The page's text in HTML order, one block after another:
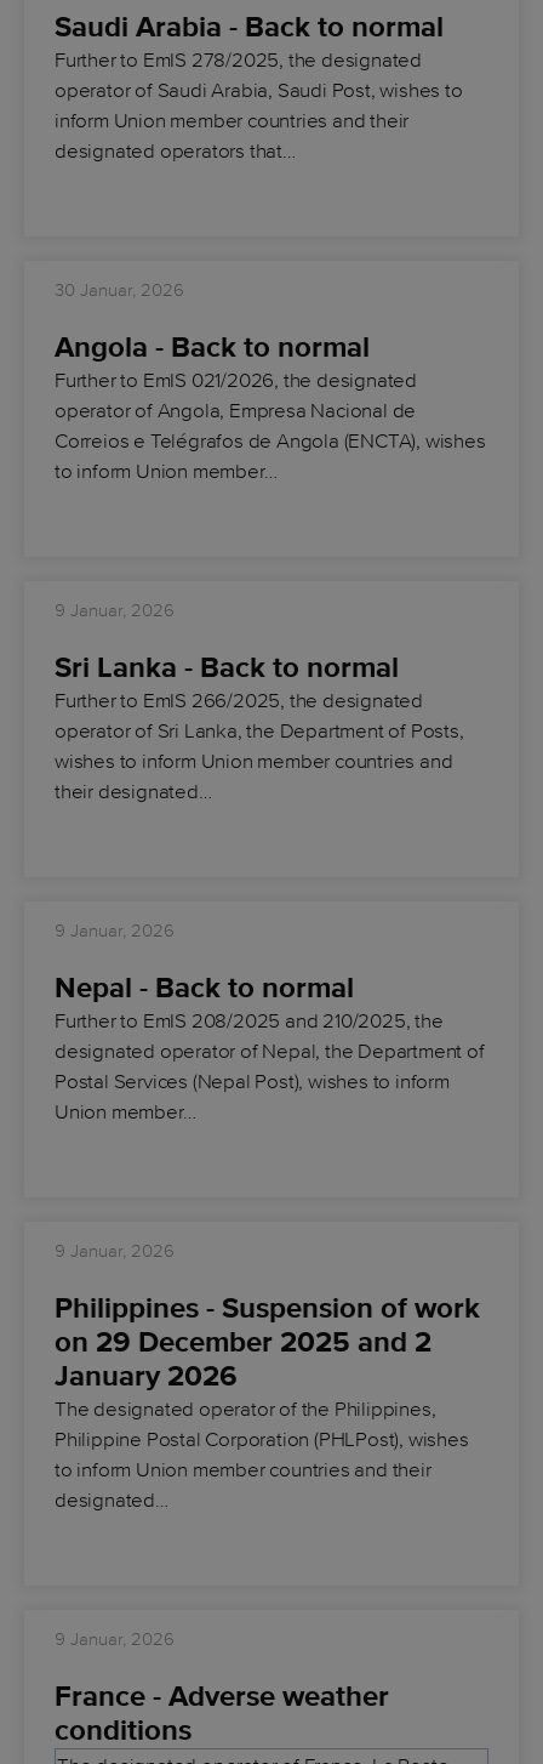
Saudi Arabia - Back to normal
Further to EmIS 278/2025, the designated
operator of Saudi Arabia, Saudi Post, wishes to
inform Union member countries and their
designated operators that…
30 Januar, 2026
Angola - Back to normal
Further to EmIS 021/2026, the designated
operator of Angola, Empresa Nacional de
Correios e Telégrafos de Angola (ENCTA), wishes
to inform Union member…
9 Januar, 2026
Sri Lanka - Back to normal
Further to EmIS 266/2025, the designated
operator of Sri Lanka, the Department of Posts,
wishes to inform Union member countries and
their designated…
9 Januar, 2026
Nepal - Back to normal
Further to EmIS 208/2025 and 210/2025, the
designated operator of Nepal, the Department of
Postal Services (Nepal Post), wishes to inform
Union member…
9 Januar, 2026
Philippines - Suspension of work
on 29 December 2025 and 2
January 2026
The designated operator of the Philippines,
Philippine Postal Corporation (PHLPost), wishes
to inform Union member countries and their
designated…
9 Januar, 2026
France - Adverse weather
conditions